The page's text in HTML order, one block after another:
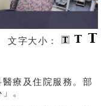
文字大小：
療及住院服務。部
。